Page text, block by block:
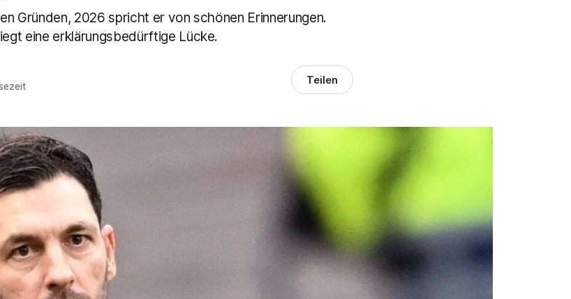
Gründen, 2026 spricht er von schönen Erinnerungen.
eine erklärungsbedürftige Lücke.
Teilen